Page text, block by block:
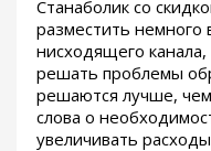
Станаболик со
разместить
нисходящего
решать проблемы
решаются лучше, чем
слова о
увеличивать